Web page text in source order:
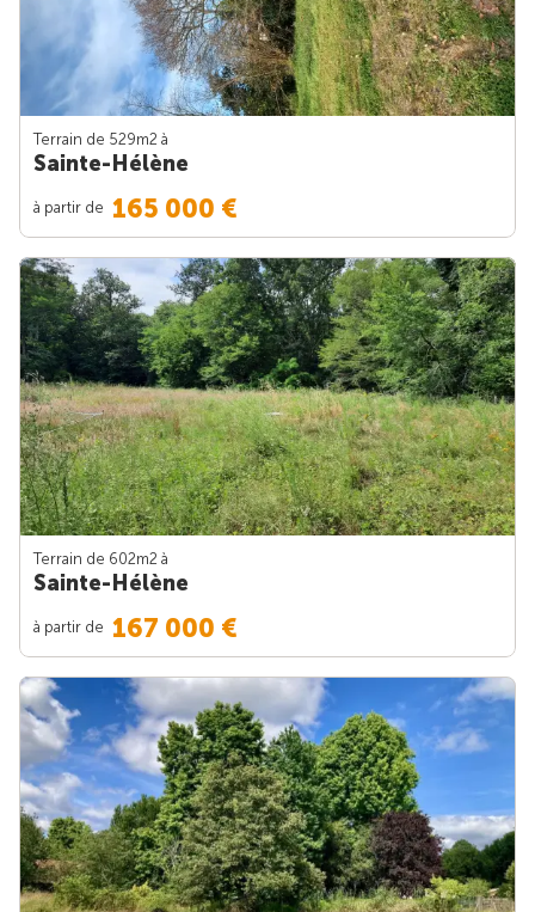
Terrain de 529m2 à
Sainte-Hélène
à partir de 165 000 €
Terrain de 602m2 à
Sainte-Hélène
à partir de 167 000 €